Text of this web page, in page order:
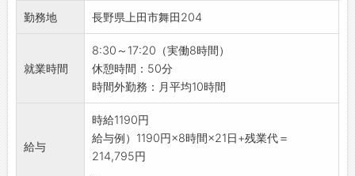
☆
◆職場見学可能！自分が働くイメージができま
す。
みなさまのご応募を心よりお待ちしております
＾＾
☆
・丁寧なOJTがあるので、疑問や不安があって
もすぐに聞くことができ、安心してご就業いた
・個人の適性を見て配属となります！
【職場の雰囲気】
・和気あいあいとしていて、風通しのいい職場
です♪
【土日休み＆年休110日♪】
・プライベートの時間も大切にできます◎オン
勤務地 長野県上田市舞田204
就業時間
8:30～17:20（実働8時間）
休憩時間：50分
時間外勤務：月平均10時間
給与
時給1190円
給与例）1190円×8時間×21日+残業代＝
214,795円